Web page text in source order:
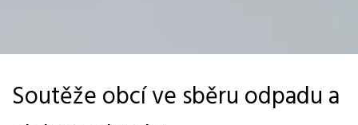
Soutěže obcí ve sběru odpadu a